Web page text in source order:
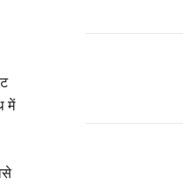
में